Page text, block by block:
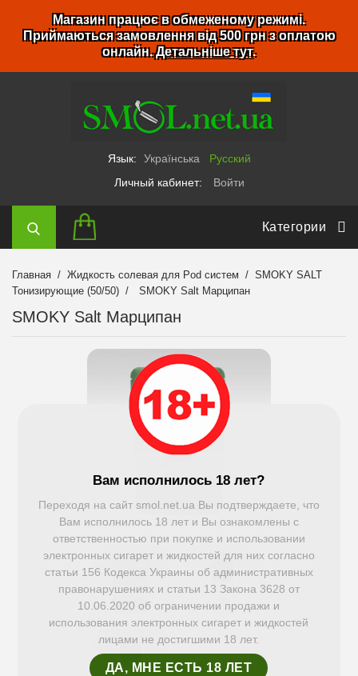
Магазин працює в обмеженому режимі.
Приймаються замовлення від 500 грн з оплатою
онлайн.Детальніше тут.
Язык: Українська
Русский
Личный кабинет:
Войти
Категории
Главная Жидкость солевая для Pod систем
SMOKY SALT
Тонизирующие (50/50)
SMOKY Salt Марципан
SMOKY Salt Марципан
Вам исполнилось 18 лет?
Переходя на сайт smol.net.ua Вы подтверждаете, что
Вам исполнилось 18 лет и Вы ознакомлены с
ответственностью при покупке и использовании
электронных сигарет и жидкостей для них согласно
статьи 156 Кодекса Украины об административных
правонарушениях и статьи 13 Закона 3628 от
10.06.2020 об ограничении продажи и
использования электронных сигарет и жидкостей
лицами не достигшими 18 лет.
ДА, МНЕ ЕСТЬ 18 ЛЕТ